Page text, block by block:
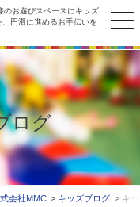
のお遊びスペースにキッズ
円滑に進めるお手伝いを
ログ
会社MMC キッズブログ キ